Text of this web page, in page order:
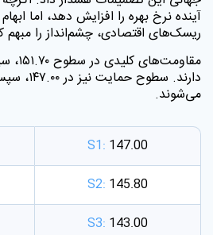
آینده نرخ بهره را افزایش دهد، اما
ریسک‌های اقتصادی، چشم‌انداز را
می‌شوند.
S1: 147.00
S2: 145.80
S3: 143.00